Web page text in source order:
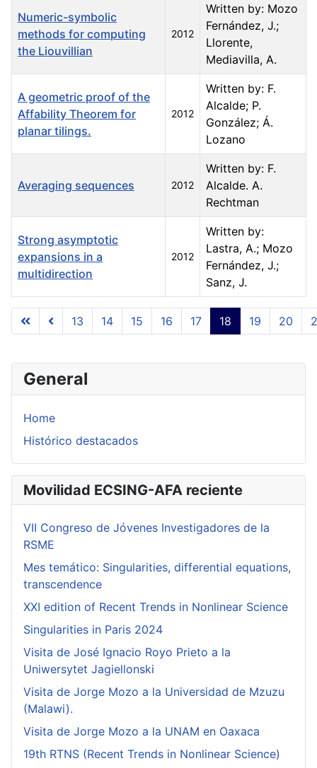
General
Home
Histórico destacados
Movilidad ECSING-AFA reciente
VII Congreso de Jóvenes Investigadores de la
RSME
Mes temático: Singularities, differential equations,
transcendence
XXI edition of Recent Trends in Nonlinear Science
Singularities in Paris 2024
Visita de José Ignacio Royo Prieto a la
Uniwersytet Jagiellonski
Visita de Jorge Mozo a la Universidad de Mzuzu
(Malawi).
Visita de Jorge Mozo a la UNAM en Oaxaca
19th RTNS (Recent Trends in Nonlinear Science)
Articles
Numeric-symbolic
methods for computing
the Liouvillian
2012
Written by: Mozo
Fernández, J.;
Llorente,
Mediavilla, A.
A geometric proof of the
Affability Theorem for
planar tilings.
2012
Written by: F.
Alcalde; P.
González; Á.
Lozano
Averaging sequences 2012
Written by: F.
Alcalde. A.
Rechtman
Strong asymptotic
expansions in a
multidirection
2012
Written by:
Lastra, A.; Mozo
Fernández, J.;
Sanz, J.
Page 18 of 23
13 14 15 16 17 18 19 20